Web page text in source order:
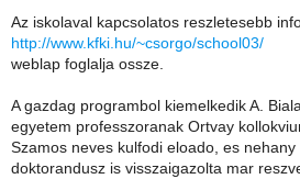
Az iskolaval kapcsolatos reszletesebb
http://www.kfki.hu/~csorgo/school03/
weblap foglalja ossze.
A gazdag programbol kiemelkedik A.
egyetem professzoranak Ortvay
Szamos neves kulfodi eloado, es nehany
doktorandusz is visszaigazolta mar